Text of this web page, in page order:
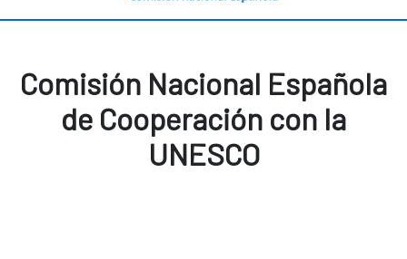
Comisión Nacional Española
de Cooperación con la
UNESCO